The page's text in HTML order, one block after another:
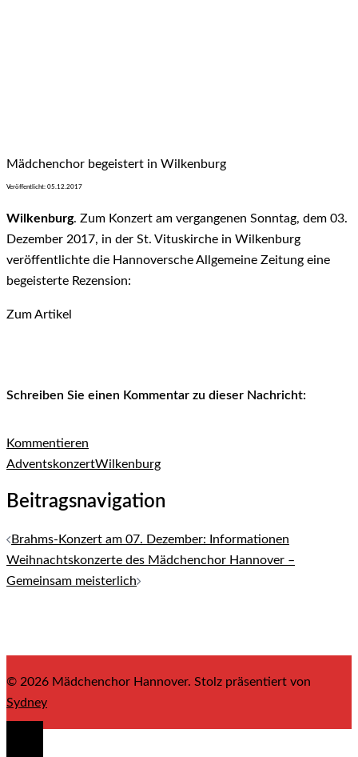
Mädchenchor begeistert in Wilkenburg
Veröffentlicht: 05.12.2017
Wilkenburg. Zum Konzert am vergangenen Sonntag, dem 03.
Dezember 2017, in der St. Vituskirche in Wilkenburg
veröffentlichte die Hannoversche Allgemeine Zeitung eine
begeisterte Rezension:
Zum Artikel
Schreiben Sie einen Kommentar zu dieser Nachricht:
Kommentieren
AdventskonzertWilkenburg
Beitragsnavigation
Brahms-Konzert am 07. Dezember: Informationen
Weihnachtskonzerte des Mädchenchor Hannover –
Gemeinsam meisterlich
© 2026 Mädchenchor Hannover. Stolz präsentiert von
Sydney